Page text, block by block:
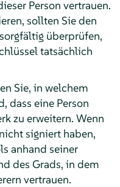
Person vertrauen.
sollten Sie den
überprüfen,
tatsächlich
Sie, in welchem
dass eine Person
zu erweitern. Wenn
signiert haben,
anhand seiner
des Grads, in dem
vertrauen.